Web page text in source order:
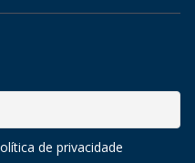
de privacidade